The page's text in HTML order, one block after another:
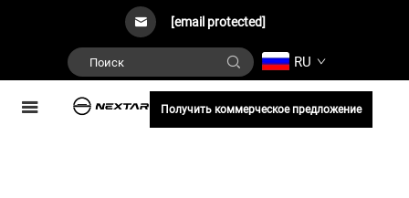
[email protected]
RU
Получить коммерческое предложение